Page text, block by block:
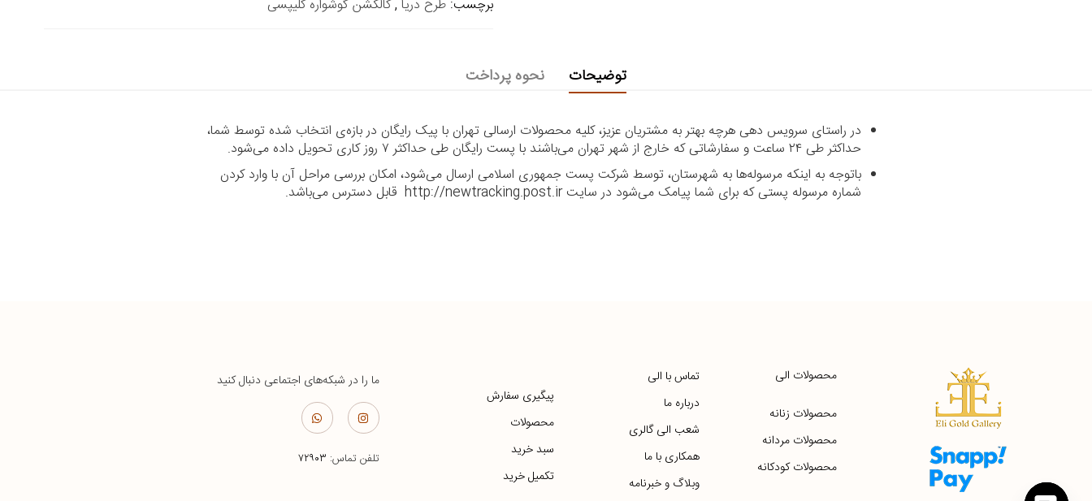
برچسب: طرح دریا ,کالکشن گوشواره کلیپسی
توضیحات نحوه پرداخت
در راستای سرویس دهی هرچه بهتر به مشتریان عزیز، کلیه محصولات ارسالی تهران با پیک رایگان در بازه‌ی انتخاب شده توسط شما،
حداکثر طی ۲۴ ساعت و سفارشاتی که خارج از شهر تهران می‌باشند با پست رایگان طی حداکثر ۷ روز کاری تحویل داده می‌شود.
باتوجه به اینکه مرسوله‌ها به شهرستان، توسط شرکت پست جمهوری اسلامی ارسال می‌شود، امکان بررسی مراحل آن با وارد کردن
شماره مرسوله پستی که برای شما پیامک می‌شود در سایت http://newtracking.post.ir قابل دسترس می‌باشد.
محصولات الی
محصولات زنانه
محصولات مردانه
محصولات کودکانه
تماس با الی
درباره ما
شعب الی گالری
همکاری با ما
وبلاگ و خبرنامه
پیگیری سفارش
محصولات
سبد خرید
تکمیل خرید
ما را در شبکه‌های اجتماعی دنبال کنید
تلفن تماس: ۷۲۹۰۳